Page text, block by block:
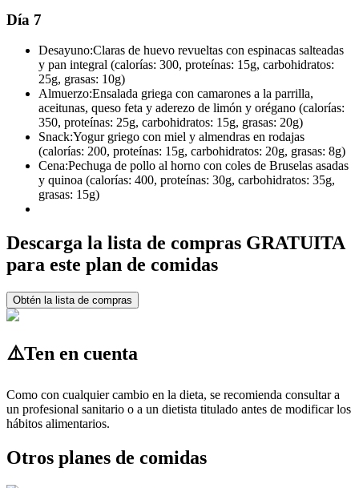
Día 7
Desayuno:Claras de huevo revueltas con espinacas salteadas
y pan integral (calorías: 300, proteínas: 15g, carbohidratos:
25g, grasas: 10g)
Almuerzo:Ensalada griega con camarones a la parrilla,
aceitunas, queso feta y aderezo de limón y orégano (calorías:
350, proteínas: 25g, carbohidratos: 15g, grasas: 20g)
Snack:Yogur griego con miel y almendras en rodajas
(calorías: 200, proteínas: 15g, carbohidratos: 20g, grasas: 8g)
Cena:Pechuga de pollo al horno con coles de Bruselas asadas
y quinoa (calorías: 400, proteínas: 30g, carbohidratos: 35g,
grasas: 15g)
Descarga la lista de compras GRATUITA
para este plan de comidas
Obtén la lista de compras
⚠️Ten en cuenta
Como con cualquier cambio en la dieta, se recomienda consultar a
un profesional sanitario o a un dietista titulado antes de modificar los
hábitos alimentarios.
Otros planes de comidas